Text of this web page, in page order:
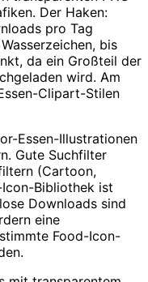
Der Haken:
pro Tag
bis
da ein Großteil der
wird. Am
Clipart-Stilen
Essen-Illustrationen
Gute Suchfilter
(Cartoon,
Bibliothek ist
Downloads sind
eine
Food-Icon-